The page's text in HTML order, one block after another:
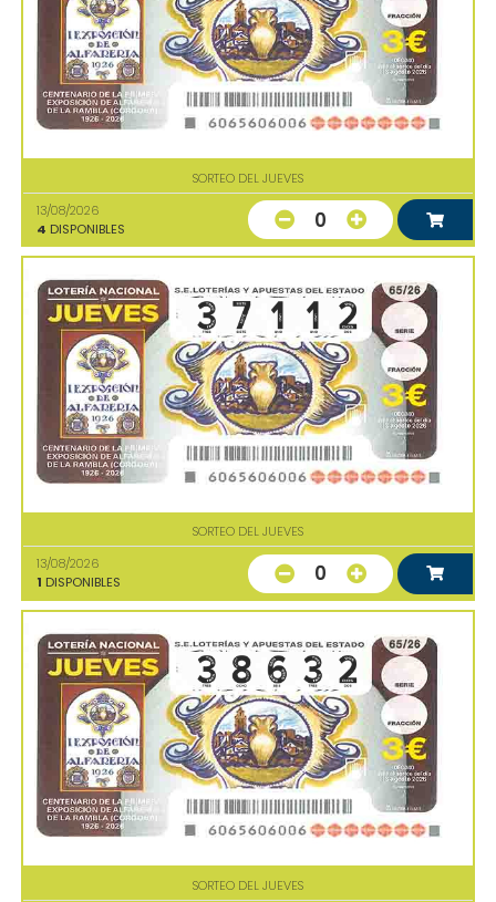
SORTEO DEL JUEVES
13/08/2026
4 DISPONIBLES 0
SORTEO DEL JUEVES
13/08/2026
1 DISPONIBLES 0
SORTEO DEL JUEVES